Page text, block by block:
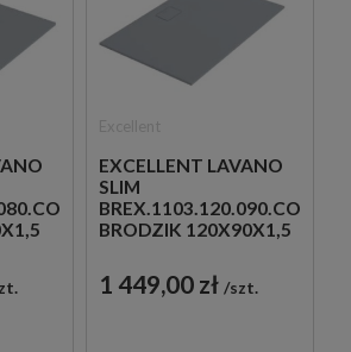
EXCELLENT LAVANO
SLIM
BREX.1103.120.090.CON
BRODZIK 120X90X1,5
1 449,00 zł szt.